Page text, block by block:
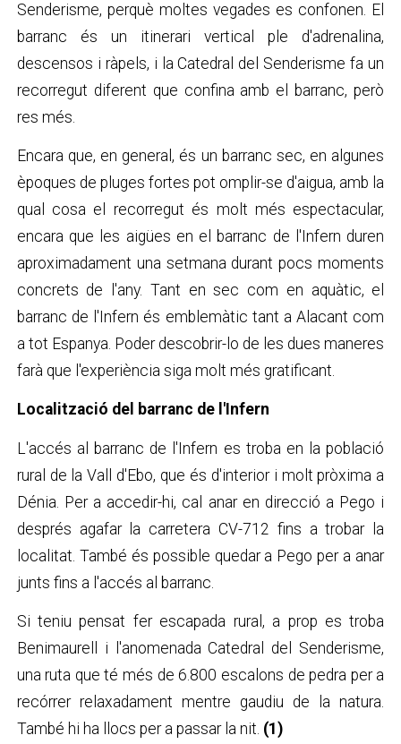
Senderisme, perquè moltes vegades es confonen. El
barranc és un itinerari vertical ple d'adrenalina,
descensos i ràpels, i la Catedral del Senderisme fa un
recorregut diferent que confina amb el barranc, però
res més.
Encara que, en general, és un barranc sec, en algunes
èpoques de pluges fortes pot omplir-se d'aigua, amb la
qual cosa el recorregut és molt més espectacular,
encara que les aigües en el barranc de l'Infern duren
aproximadament una setmana durant pocs moments
concrets de l'any. Tant en sec com en aquàtic, el
barranc de l'Infern és emblemàtic tant a Alacant com
a tot Espanya. Poder descobrir-lo de les dues maneres
farà que l'experiència siga molt més gratificant.
Localització del barranc de l'Infern
L'accés al barranc de l'Infern es troba en la població
rural de la Vall d'Ebo, que és d'interior i molt pròxima a
Dénia. Per a accedir-hi, cal anar en direcció a Pego i
després agafar la carretera CV-712 fins a trobar la
localitat. També és possible quedar a Pego per a anar
junts fins a l'accés al barranc.
Si teniu pensat fer escapada rural, a prop es troba
Benimaurell i l'anomenada Catedral del Senderisme,
una ruta que té més de 6.800 escalons de pedra per a
recórrer relaxadament mentre gaudiu de la natura.
També hi ha llocs per a passar la nit. (1)